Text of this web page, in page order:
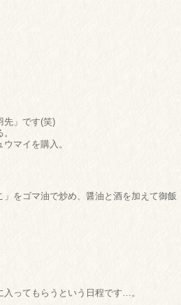
先」です(笑)
マイを購入。
」をゴマ油で炒め、醤油と酒を加えて御飯
ってもらうという日程です…。